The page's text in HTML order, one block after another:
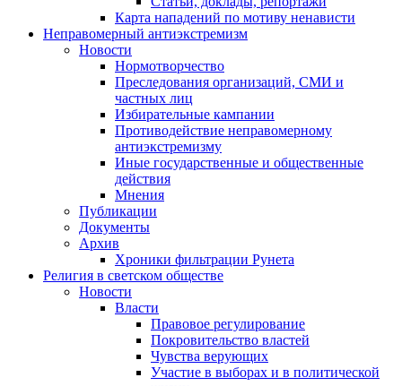
Карта нападений по мотиву ненависти
Неправомерный антиэкстремизм
Новости
Нормотворчество
Преследования организаций, СМИ и
частных лиц
Избирательные кампании
Противодействие неправомерному
антиэкстремизму
Иные государственные и общественные
действия
Мнения
Публикации
Документы
Архив
Хроники фильтрации Рунета
Религия в светском обществе
Новости
Власти
Правовое регулирование
Покровительство властей
Чувства верующих
Участие в выборах и в политической